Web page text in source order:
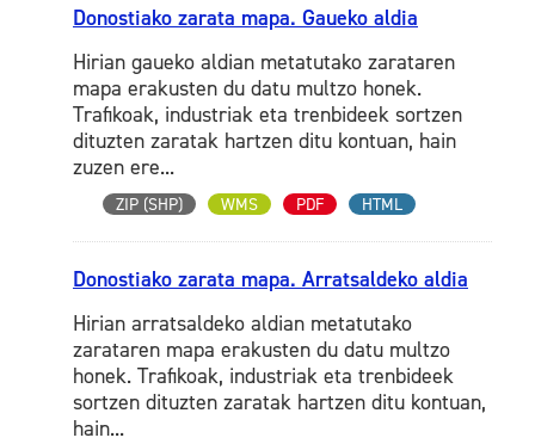
Donostiako zarata mapa. Gaueko aldia
Hirian gaueko aldian metatutako zarataren
mapa erakusten du datu multzo honek.
Trafikoak, industriak eta trenbideek sortzen
dituzten zaratak hartzen ditu kontuan, hain
zuzen ere...
ZIP (SHP) WMS PDF HTML
Donostiako zarata mapa. Arratsaldeko aldia
Hirian arratsaldeko aldian metatutako
zarataren mapa erakusten du datu multzo
honek. Trafikoak, industriak eta trenbideek
sortzen dituzten zaratak hartzen ditu kontuan,
hain...